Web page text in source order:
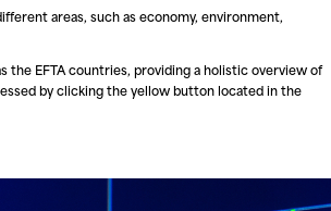
areas, such as economy, environment,
the EFTA countries, providing a holistic overview of
by clicking the yellow button located in the